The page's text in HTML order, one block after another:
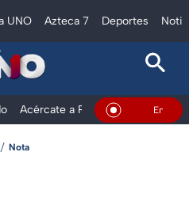
UNO Azteca 7 Deportes
Acércate a Rocío Al Extremo
En Vivo
Nota